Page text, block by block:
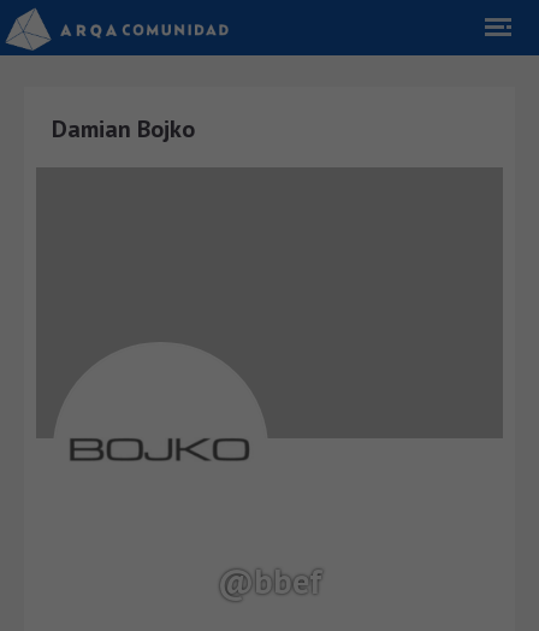
Damian Bojko
@bbef